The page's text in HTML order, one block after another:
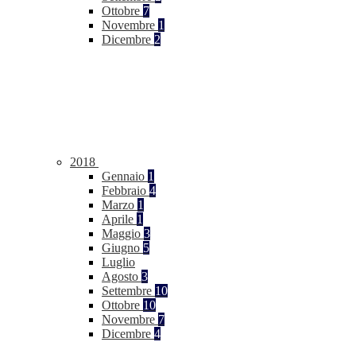
Ottobre 7
Novembre 1
Dicembre 2
2018
Gennaio 1
Febbraio 4
Marzo 1
Aprile 1
Maggio 3
Giugno 5
Luglio
Agosto 3
Settembre 10
Ottobre 10
Novembre 7
Dicembre 4